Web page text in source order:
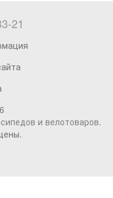
21
и велотоваров.